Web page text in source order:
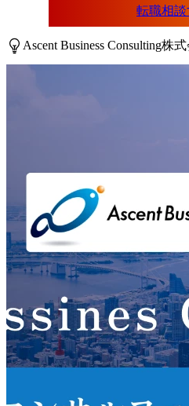
転職相談
Ascent Business Consulting株